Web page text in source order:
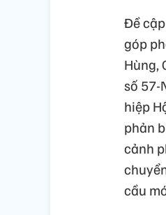
Đề
góp
Hùng,
số 57-
hiệp
phản
cảnh
cầu